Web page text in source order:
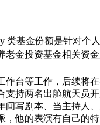
基金份额是针对个
金投资基金相关资
等工作，后续将在
持两名出舱航天员开
剧本、当主持人
他的表演有自己的